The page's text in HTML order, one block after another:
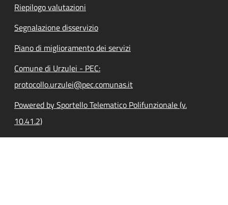
Riepilogo valutazioni
Segnalazione disservizio
Piano di miglioramento dei servizi
Comune di Urzulei - PEC:
protocollo.urzulei@pec.comunas.it
Powered by Sportello Telematico Polifunzionale (v.
10.41.2)